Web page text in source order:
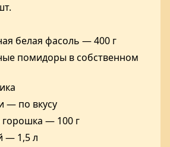
белая фасоль — 400 г
помидоры в собственном
— по вкусу
горошка — 100 г
— 1,5 л